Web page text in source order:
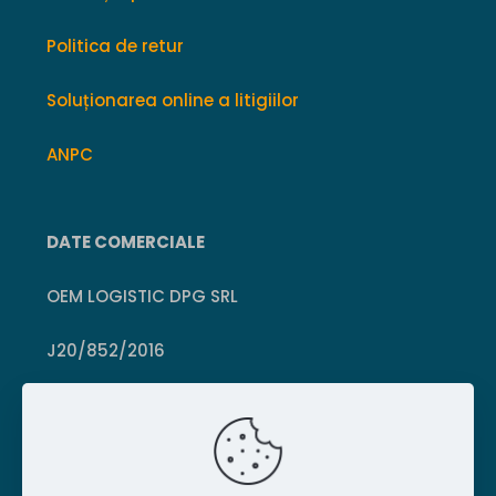
Politica de retur
Soluționarea online a litigiilor
ANPC
DATE COMERCIALE
OEM LOGISTIC DPG SRL
J20/852/2016
Crișcior, Hunedoara